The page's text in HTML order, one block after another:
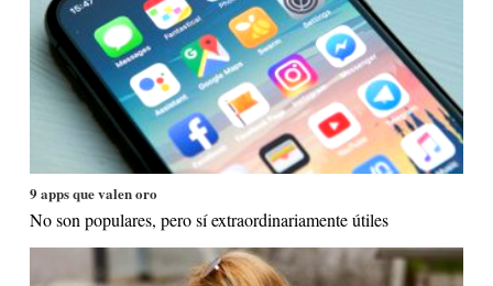
9 apps que valen oro
No son populares, pero sí extraordinariamente útiles